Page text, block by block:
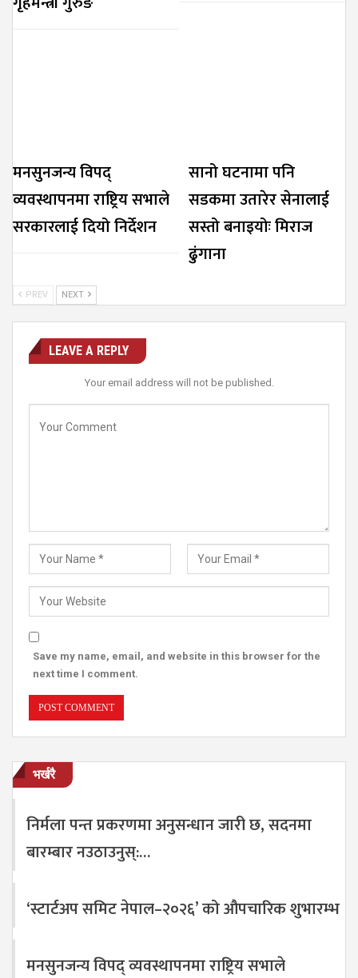
मनसुनजन्य विपद्
व्यवस्थापनमा राष्ट्रिय सभाले
सरकारलाई दियो निर्देशन
सानो घटनामा पनि
सडकमा उतारेर सेनालाई
सस्तो बनाइयोः मिराज
ढुंगाना
PREV NEXT
LEAVE A REPLY
Your email address will not be published.
Save my name, email, and website in this browser for the
next time I comment.
भर्खरै
निर्मला पन्त प्रकरणमा अनुसन्धान जारी छ, सदनमा
बारम्बार नउठाउनुस्:…
‘स्टार्टअप समिट नेपाल–२०२६’ को औपचारिक शुभारम्भ
मनसुनजन्य विपद् व्यवस्थापनमा राष्ट्रिय सभाले